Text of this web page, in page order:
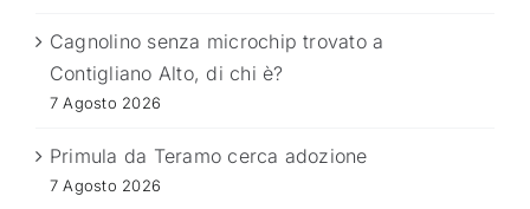
Cagnolino senza microchip trovato a
Contigliano Alto, di chi è?
7 Agosto 2026
Primula da Teramo cerca adozione
7 Agosto 2026